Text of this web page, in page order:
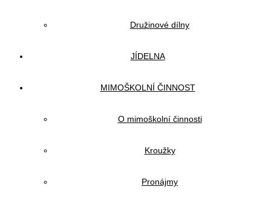
Družinové dílny
JÍDELNA
MIMOŠKOLNÍ ČINNOST
O mimoškolní činnosti
Kroužky
Pronájmy